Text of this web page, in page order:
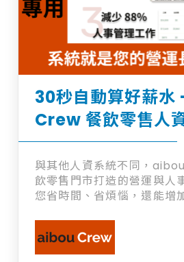
30秒自動算好薪
Crew 餐飲零售人
與其他人資系統不同，
飲零售門市打造的營運與人
您省時間、省煩惱，還能增
人力管理 + 系統防呆為您避免勞資糾紛 + 30
秒算好薪水解放寶貴時間 + 合法節省人事成本